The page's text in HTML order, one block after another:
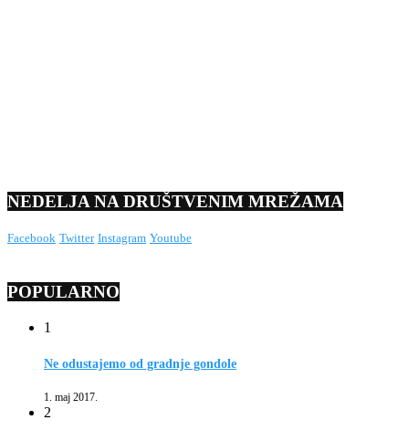
NEDELJA NA DRUŠTVENIM MREŽAMA
Facebook Twitter Instagram Youtube
POPULARNO
1
Ne odustajemo od gradnje gondole
1. maj 2017.
2